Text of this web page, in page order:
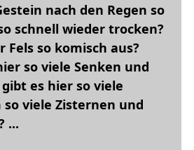
nach den Regen so
schnell wieder trocken?
Fels so komisch aus?
so viele Senken und
es hier so viele
so viele Zisternen und
...